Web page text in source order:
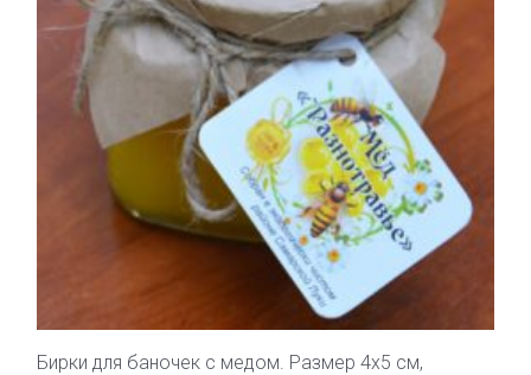
Бирки для баночек с медом. Размер 4х5 см,